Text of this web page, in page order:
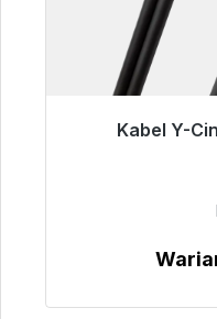
Kabel Y-
Gotowy do